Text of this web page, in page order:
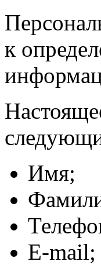
к
Имя;
E-mail;